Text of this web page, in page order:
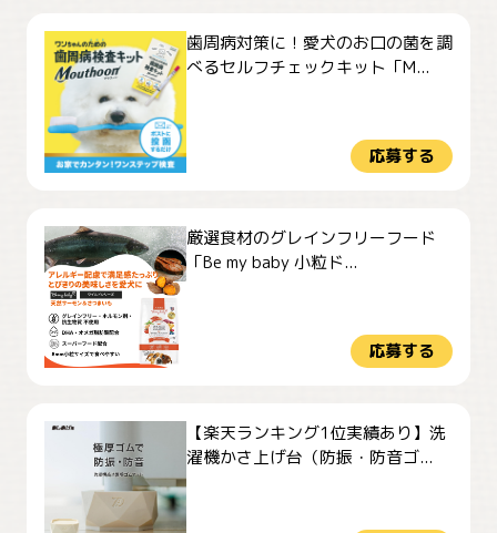
歯周病対策に！愛犬のお口の菌を調
べるセルフチェックキット「M...
応募する
厳選食材のグレインフリーフード
「Be my baby 小粒ド...
応募する
【楽天ランキング1位実績あり】洗
濯機かさ上げ台（防振・防音ゴ...